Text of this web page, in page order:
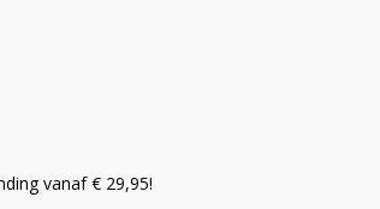
vanaf € 29,95!